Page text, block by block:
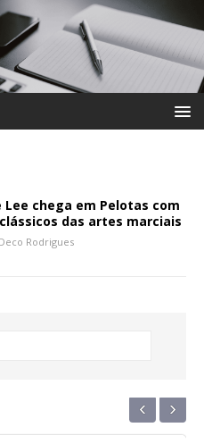
Lee chega em Pelotas com
das artes marciais
Deco Rodrigues
‹ ›